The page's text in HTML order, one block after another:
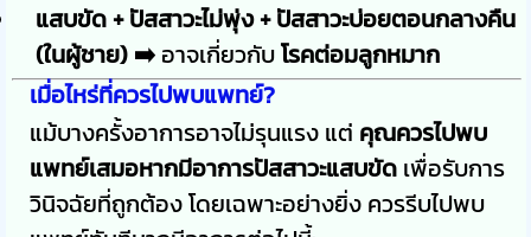
แสบขัด + ปัสสาวะไม่พุ่ง + ปัสสาวะบ่อยตอนกลางคืน
(ในผู้ชาย) ➡️ อาจเกี่ยวกับโรคต่อมลูกหมาก
เมื่อไหร่ที่ควรไปพบแพทย์?
แม้บางครั้งอาการอาจไม่รุนแรง แต่ คุณควรไปพบ
แพทย์เสมอหากมีอาการปัสสาวะแสบขัด เพื่อรับการ
วินิจฉัยที่ถูกต้อง โดยเฉพาะอย่างยิ่ง ควรรีบไปพบ